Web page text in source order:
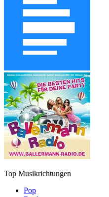
Top Musikrichtungen
Pop